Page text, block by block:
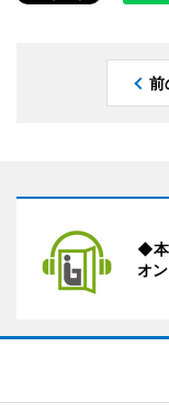
前
◆本
オ